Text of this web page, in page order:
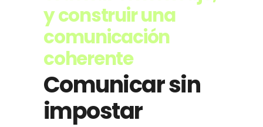
y construir una
comunicación
coherente
Comunicar sin
impostar